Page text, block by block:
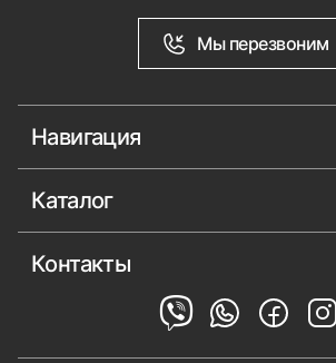
Мы перезвоним
Навигация
Каталог
Контакты